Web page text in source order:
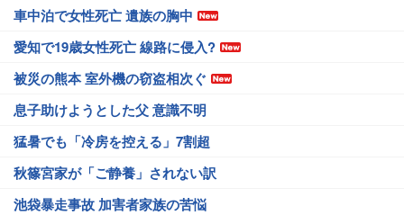
車中泊で女性死亡 遺族の胸中
愛知で19歳女性死亡 線路に侵入?
被災の熊本 室外機の窃盗相次ぐ
息子助けようとした父 意識不明
猛暑でも「冷房を控える」7割超
秋篠宮家が「ご静養」されない訳
池袋暴走事故 加害者家族の苦悩